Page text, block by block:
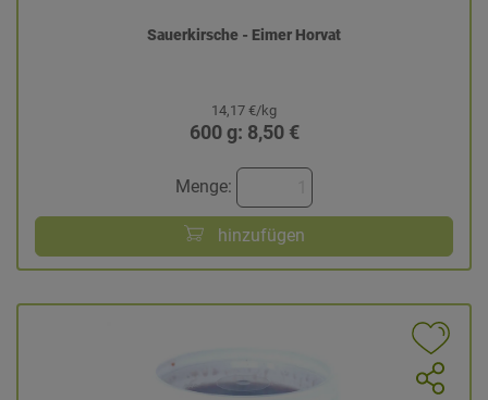
Sauerkirsche - Eimer Horvat
14,17 €/kg
600 g: 8,50 €
Menge:
hinzufügen